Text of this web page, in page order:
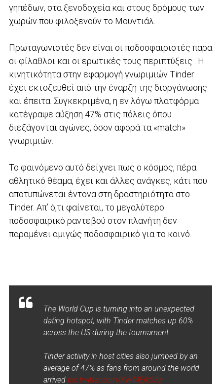
γηπέδων, στα ξενοδοχεία και στους δρόμους των
χωρών που φιλοξενούν το Μουντιάλ.
Πρωταγωνιστές δεν είναι οι ποδοσφαιριστές παρα
οι φίλαθλοι και οι ερωτικές τους περιπτύξεις . Η
κινητικότητα στην εφαρμογή γνωριμιών Tinder
έχει εκτοξευθεί από την έναρξη της διοργάνωσης
και έπειτα. Συγκεκριμένα, η εν λόγω πλατφόρμα
κατέγραψε αύξηση 47% στις πόλεις όπου
διεξάγονται αγώνες, όσον αφορά τα «match»
γνωριμιών.
Το φαινόμενο αυτό δείχνει πως ο κόσμος, πέρα
αθλητικό θέαμα, έχει και άλλες ανάγκες, κάτι που
αποτυπώνεται έντονα στη δραστηριότητα στο
Tinder. Απ’ ό,τι φαίνεται, το μεγαλύτερο
ποδοσφαιρικό ραντεβού στον πλανήτη δεν
παραμένει αμιγώς ποδοσφαιρικό για το κοινό.
The World Cup is turning into an unexpected
dating hotspot, with Tinder matches up 60%
across the US during the tournament
Tinder activity in host cities also jumped by an
average of 47% as fans from around the world
arrived pic.twitter.com/XvkMEjkS3z